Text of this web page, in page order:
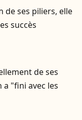
de ses piliers, elle
succès
de ses
a "fini avec les